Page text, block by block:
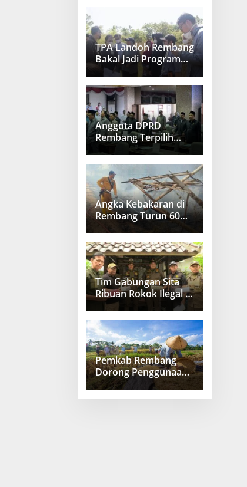
TPA Landoh Rembang
Bakal Jadi Program
Nasional
Anggota DPRD
Rembang Terpilih
Bakal Dilantik 20
Agustus 2024
Angka Kebakaran di
Rembang Turun 60
Persen
Tim Gabungan Sita
Ribuan Rokok Ilegal di
Kragan Rembang
Pemkab Rembang
Dorong Penggunaan
Teknologi Pertanian